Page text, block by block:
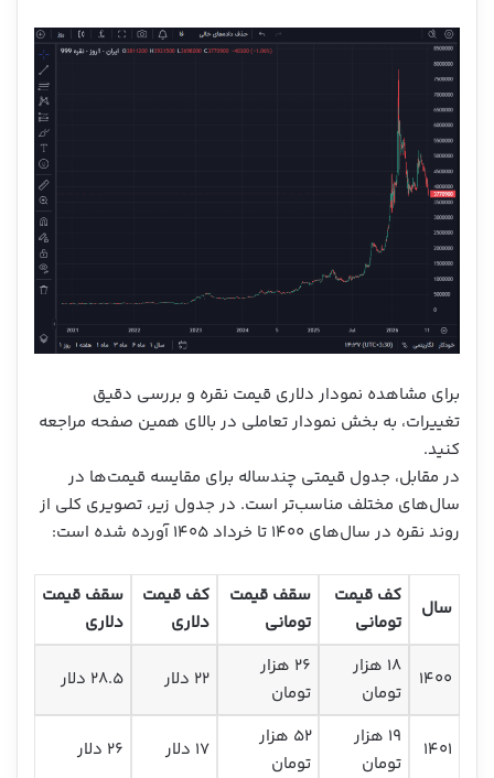
برای مشاهده نمودار دلاری قیمت نقره و بررسی دقیق
تغییرات، به بخش نمودار تعاملی در بالای همین صفحه مراجعه
کنید.
در مقابل، جدول قیمتی چندساله برای مقایسه قیمت‌ها در
سال‌های مختلف مناسب‌تر است. در جدول زیر، تصویری کلی از
روند نقره در سال‌های ۱۴۰۰ تا خرداد ۱۴۰۵ آورده شده است:
سال
کف قیمت
تومانی
سقف قیمت
تومانی
کف قیمت
دلاری
سقف قیمت
دلاری
۱۴۰۰
۱۸ هزار
تومان
۲۶ هزار
تومان
۲۲ دلار ۲۸.۵ دلار
۱۴۰۱
۱۹ هزار
تومان
۵۲ هزار
تومان
۱۷ دلار ۲۶ دلار